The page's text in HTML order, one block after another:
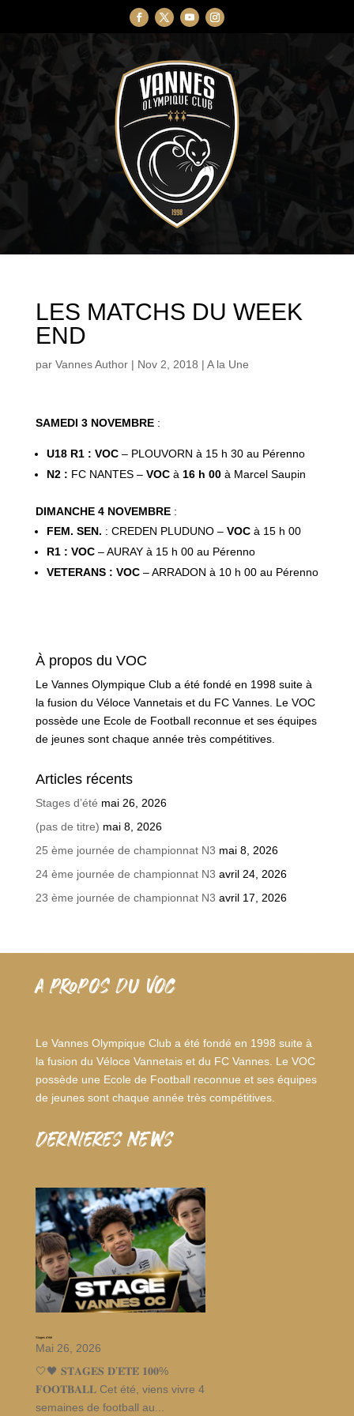
LES MATCHS DU WEEK
END
par Vannes Author| Nov 2, 2018 | A la Une
SAMEDI 3 NOVEMBRE:
U18 R1 : VOC– PLOUVORN à 15 h 30 au Pérenno
N2 : FC NANTES – VOCà 16 h 00à Marcel Saupin
DIMANCHE 4 NOVEMBRE:
FEM. SEN. : CREDEN PLUDUNO – VOCà 15 h 00
R1 : VOC– AURAY à 15 h 00 au Pérenno
VETERANS : VOC– ARRADON à 10 h 00 au Pérenno
À propos du VOC
Le Vannes Olympique Club a été fondé en 1998 suite à
la fusion du Véloce Vannetais et du FC Vannes. Le VOC
possède une Ecole de Football reconnue et ses équipes
de jeunes sont chaque année très compétitives.
Articles récents
Stages d’été mai 26, 2026
(pas de titre) mai 8, 2026
25 ème journée de championnat N3 mai 8, 2026
24 ème journée de championnat N3 avril 24, 2026
23 ème journée de championnat N3 avril 17, 2026
A PROPOS DU VOC
Le Vannes Olympique Club a été fondé en 1998 suite à
la fusion du Véloce Vannetais et du FC Vannes. Le VOC
possède une Ecole de Football reconnue et ses équipes
de jeunes sont chaque année très compétitives.
dernieres news
Stages d’été
Mai 26, 2026
🤍🖤 𝐒𝐓𝐀𝐆𝐄𝐒 𝐃’𝐄́𝐓𝐄́ 𝟏𝟎𝟎%
𝐅𝐎𝐎𝐓𝐁𝐀𝐋𝐋 Cet été, viens vivre 4
semaines de football au...